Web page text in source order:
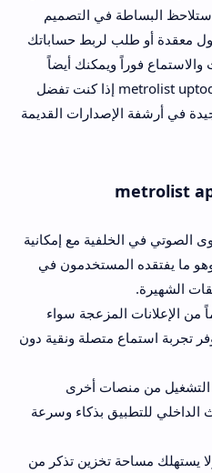
البساطة في التصميم
معقدة أو طلب لربط حساباتك
فوراً ويمكنك أيضاً
البحث عن نسخ أخرى عبر metrolist uptodown إذا كنت تفضل
في أرشفة الإصدارات القديمة
الصوتي في الخلفية مع إمكانية
ما يفتقده المستخدمون في
الشهيرة.
من الإعلانات المزعجة سواء
تجربة استماع متصلة ونقية دون
التشغيل من منصات أخرى
الداخلي للتطبيق بذكاء وسرعة
يستهلك مساحة تخزين تذكر من